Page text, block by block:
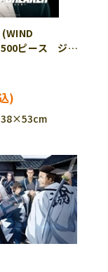
ピース ジグ
38×53cm